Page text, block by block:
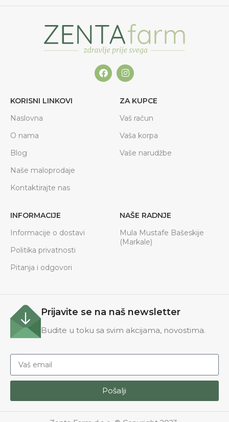
KORISNI LINKOVI
Naslovna
O nama
Blog
Naše maloprodaje
Kontaktirajte nas
ZA KUPCE
Vaš račun
Vaša korpa
Vaše narudžbe
INFORMACIJE
Informacije o dostavi
Politika privatnosti
Pitanja i odgovori
NAŠE RADNJE
Mula Mustafe Bašeskije
(Markale)
Prijavite se na naš newsletter
Budite u toku sa svim akcijama, novostima.
Pošalji